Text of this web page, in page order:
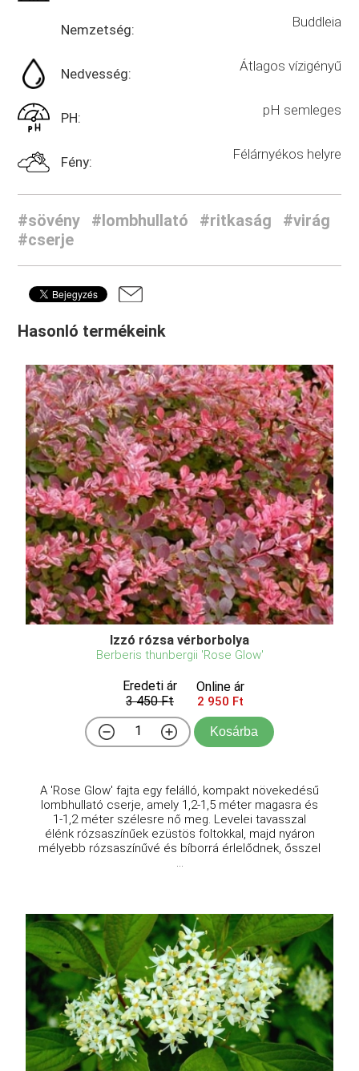
Nemzetség: Buddleia
Nedvesség: Átlagos vízigényű
PH: pH semleges
Fény: Félárnyékos helyre
#sövény #lombhullató #ritkaság
#virág
#cserje
Hasonló termékeink
Izzó rózsa vérborbolya
Berberis thunbergii 'Rose Glow'
Eredeti ár
3 450 Ft
Online ár
2 950 Ft
Kosárba
A 'Rose Glow' fajta egy felálló, kompakt növekedésű
lombhullató cserje, amely 1,2-1,5 méter magasra és
1-1,2 méter szélesre nő meg. Levelei tavasszal
élénk rózsaszínűek ezüstös foltokkal, majd nyáron
mélyebb rózsaszínűvé és bíborrá érlelődnek, ősszel
...